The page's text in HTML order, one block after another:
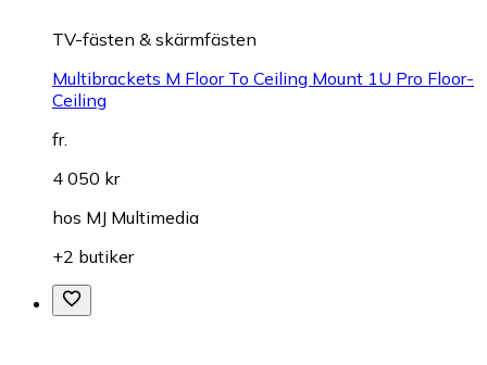
TV-fästen & skärmfästen
Multibrackets M Floor To Ceiling Mount 1U Pro Floor-
Ceiling
fr.
4 050 kr
hos MJ Multimedia
+2 butiker